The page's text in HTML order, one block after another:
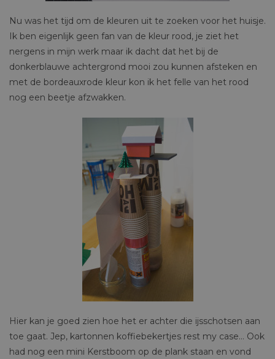
Nu was het tijd om de kleuren uit te zoeken voor het huisje.
Ik ben eigenlijk geen fan van de kleur rood, je ziet het
nergens in mijn werk maar ik dacht dat het bij de
donkerblauwe achtergrond mooi zou kunnen afsteken en
met de bordeauxrode kleur kon ik het felle van het rood
nog een beetje afzwakken.
Hier kan je goed zien hoe het er achter die ijsschotsen aan
toe gaat. Jep, kartonnen koffiebekertjes rest my case… Ook
had nog een mini Kerstboom op de plank staan en vond